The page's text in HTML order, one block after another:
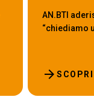
AN.BTI
“chiediamo
arrow_forward